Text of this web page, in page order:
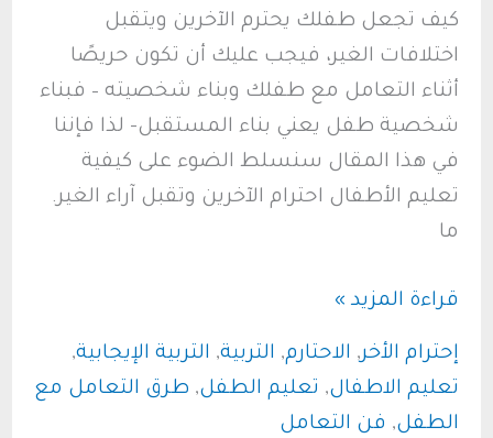
كيف تجعل طفلك يحترم الآخرين ويتقبل
اختلافات الغير، فيجب عليك أن تكون حريصًا
أثناء التعامل مع طفلك وبناء شخصيته – فبناء
شخصية طفل يعني بناء المستقبل- لذا فإننا
في هذا المقال سنسلط الضوء على كيفية
تعليم الأطفال احترام الآخرين وتقبل آراء الغير.
ما
زرع
الاحترام
والتسامح:
قراءة المزيد »
إحترام الأخر, الاحتارم, التربية, التربية الإيجابية,
تعليم الاطفال, تعليم الطفل, طرق التعامل مع
الطفل, فن التعامل